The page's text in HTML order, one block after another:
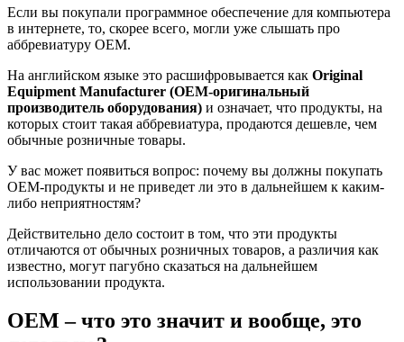
Если вы покупали программное обеспечение для компьютера
в интернете, то, скорее всего, могли уже слышать про
аббревиатуру OEM.
На английском языке это расшифровывается как Original
Equipment Manufacturer (OEM-оригинальный
производитель оборудования) и означает, что продукты, на
которых стоит такая аббревиатура, продаются дешевле, чем
обычные розничные товары.
У вас может появиться вопрос: почему вы должны покупать
OEM-продукты и не приведет ли это в дальнейшем к каким-
либо неприятностям?
Действительно дело состоит в том, что эти продукты
отличаются от обычных розничных товаров, а различия как
известно, могут пагубно сказаться на дальнейшем
использовании продукта.
OEM – что это значит и вообще, это